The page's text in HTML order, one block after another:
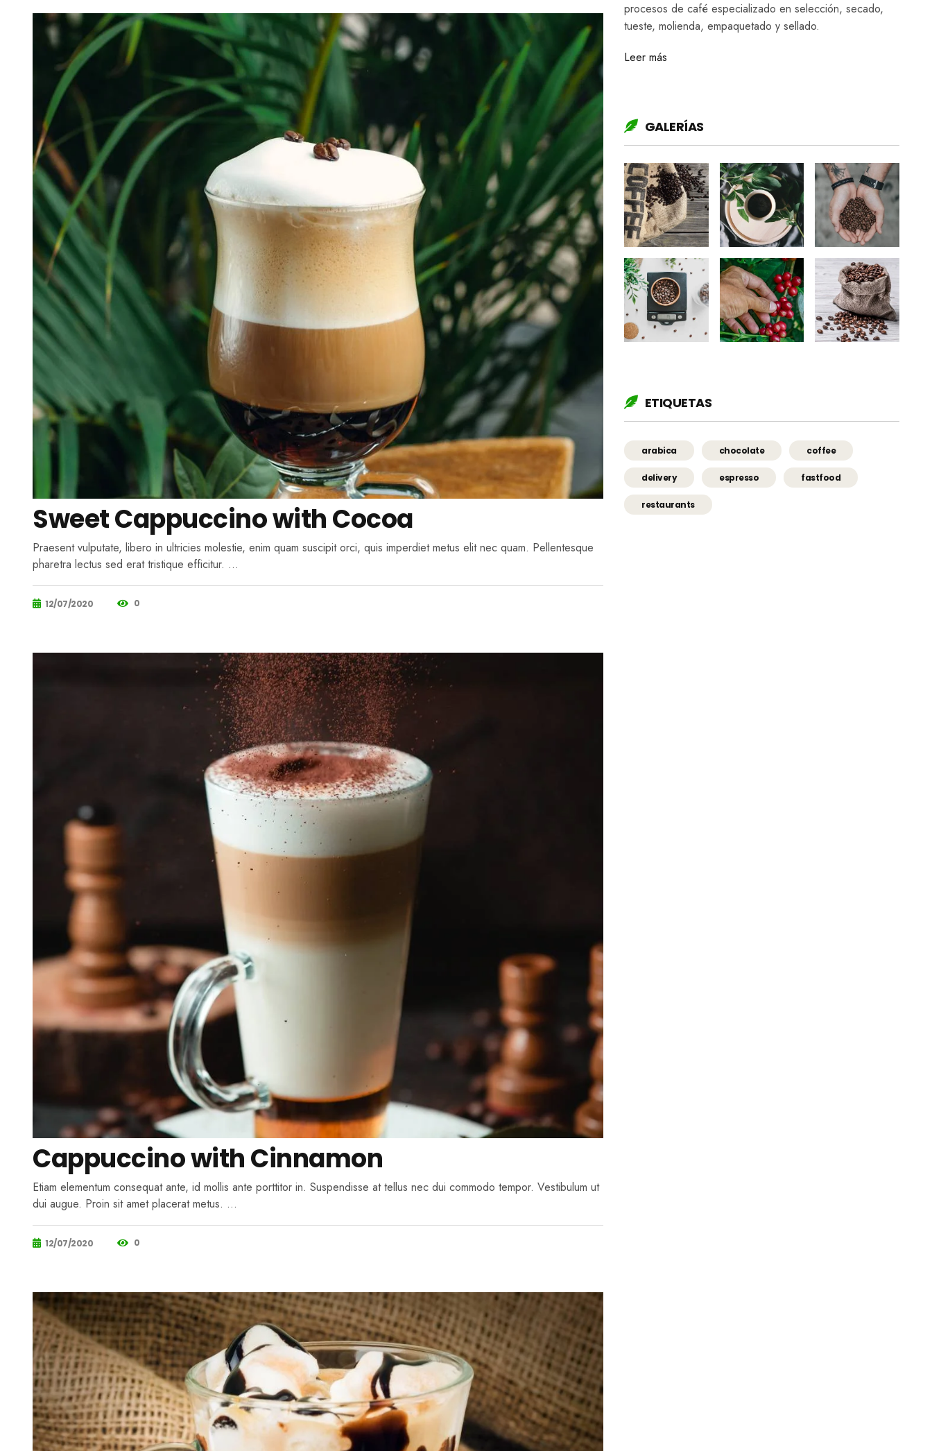
Sweet Cappuccino with Cocoa
Praesent vulputate, libero in ultricies molestie, enim quam suscipit orci, quis imperdiet metus elit nec quam. Pellentesque
pharetra lectus sed erat tristique efficitur. …
12/07/2020 0
Cappuccino with Cinnamon
Etiam elementum consequat ante, id mollis ante porttitor in. Suspendisse at tellus nec dui commodo tempor. Vestibulum ut
dui augue. Proin sit amet placerat metus. …
12/07/2020 0
procesos de café especializado en selección, secado,
tueste, molienda, empaquetado y sellado.
Leer más
GALERÍAS
ETIQUETAS
arabica chocolate coffee
delivery espresso fastfood
restaurants